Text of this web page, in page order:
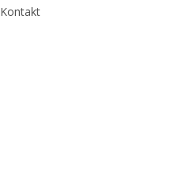
Kontakt